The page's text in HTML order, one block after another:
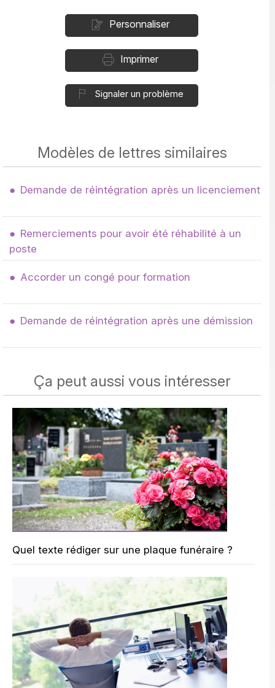
Personnaliser
Imprimer
Signaler un problème
Modèles de lettres similaires
Demande de réintégration après un licenciement
Remerciements pour avoir été réhabilité à un
poste
Accorder un congé pour formation
Demande de réintégration après une démission
Ça peut aussi vous intéresser
Quel texte rédiger sur une plaque funéraire ?